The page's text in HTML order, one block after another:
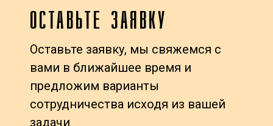
ОСТАВЬТЕ ЗАЯВКУ
Оставьте заявку, мы свяжемся с
вами в ближайшее время и
предложим варианты
сотрудничества исходя из вашей
задачи